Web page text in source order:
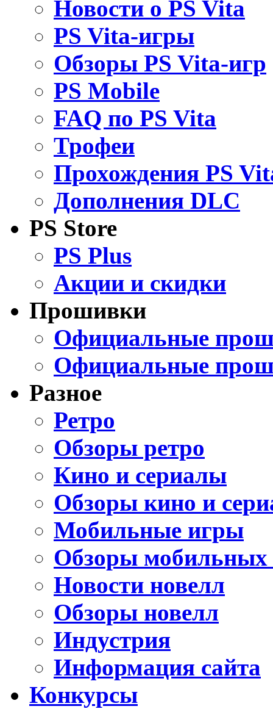
Новости о PS Vita
PS Vita-игры
Обзоры PS Vita-игр
PS Mobile
FAQ по PS Vita
Трофеи
Прохождения PS
Дополнения DLC
PS Store
PS Plus
Акции и скидки
Прошивки
Официальные
Официальные
Разное
Ретро
Обзоры ретро
Кино и сериалы
Обзоры кино и
Мобильные игры
Обзоры мобильных
Новости новелл
Обзоры новелл
Индустрия
Информация сайта
Конкурсы